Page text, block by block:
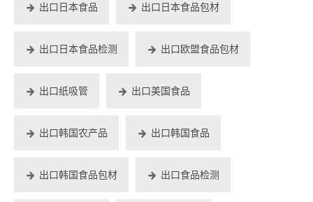
出口日本食品 出口日本食品包材
出口日本食品检测 出口欧盟食品包材
出口纸吸管 出口美国食品
出口韩国农产品 出口韩国食品
出口韩国食品包材 出口食品检测